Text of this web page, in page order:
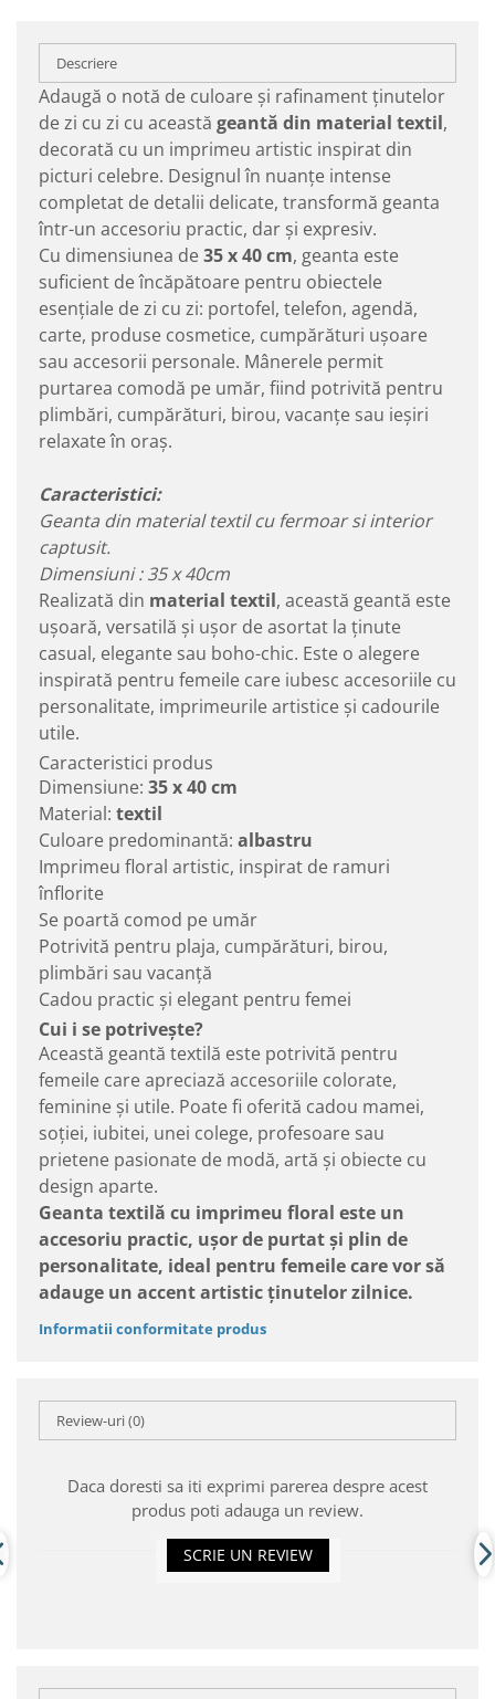
Descriere
Adaugă o notă de culoare și rafinament ținutelor
de zi cu zi cu această geantă din material textil,
decorată cu un imprimeu artistic inspirat din
picturi celebre. Designul în nuanțe intense
completat de detalii delicate, transformă geanta
într-un accesoriu practic, dar și expresiv.
Cu dimensiunea de 35 x 40 cm, geanta este
suficient de încăpătoare pentru obiectele
esențiale de zi cu zi: portofel, telefon, agendă,
carte, produse cosmetice, cumpărături ușoare
sau accesorii personale. Mânerele permit
purtarea comodă pe umăr, fiind potrivită pentru
plimbări, cumpărături, birou, vacanțe sau ieșiri
relaxate în oraș.
Caracteristici:
Geanta din material textil cu fermoar si interior
captusit.
Dimensiuni : 35 x 40cm
Realizată din material textil, această geantă este
ușoară, versatilă și ușor de asortat la ținute
casual, elegante sau boho-chic. Este o alegere
inspirată pentru femeile care iubesc accesoriile cu
personalitate, imprimeurile artistice și cadourile
utile.
Caracteristici produs
Dimensiune: 35 x 40 cm
Material: textil
Culoare predominantă: albastru
Imprimeu floral artistic, inspirat de ramuri
înflorite
Se poartă comod pe umăr
Potrivită pentru plaja, cumpărături, birou,
plimbări sau vacanță
Cadou practic și elegant pentru femei
Cui i se potrivește?
Această geantă textilă este potrivită pentru
femeile care apreciază accesoriile colorate,
feminine și utile. Poate fi oferită cadou mamei,
soției, iubitei, unei colege, profesoare sau
prietene pasionate de modă, artă și obiecte cu
design aparte.
Geanta textilă cu imprimeu floral este un
accesoriu practic, ușor de purtat și plin de
personalitate, ideal pentru femeile care vor să
adauge un accent artistic ținutelor zilnice.
Informatii conformitate produs
Review-uri(0)
Daca doresti sa iti exprimi parerea despre acest
produs poti adauga un review.
SCRIE UN REVIEW